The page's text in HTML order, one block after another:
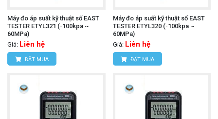
Máy đo áp suất kỹ thuật số EAST
TESTER ETYL321 (-100kpa ~
60MPa)
Giá: Liên hệ
ĐẶT MUA
Máy đo áp suất kỹ thuật số EAST
TESTER ETYL320 (-100kpa ~
60MPa)
Giá: Liên hệ
ĐẶT MUA